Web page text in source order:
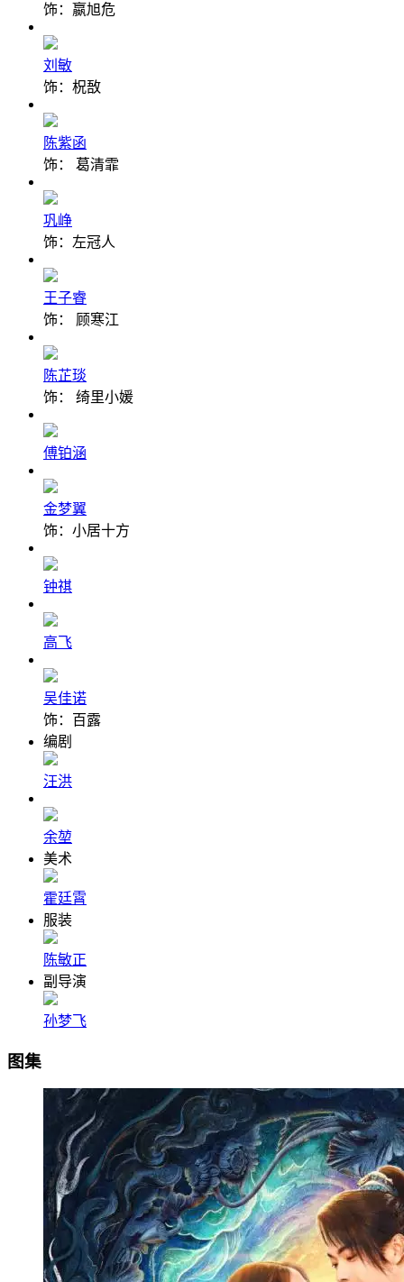
饰：嬴旭危
刘敏
饰：柷敔
陈紫函
饰： 葛清霏
巩峥
饰：左冠人
王子睿
饰： 顾寒江
陈芷琰
饰： 绮里小媛
傅铂涵
金梦翼
饰：小居十方
钟祺
高飞
吴佳诺
饰：百露
编剧
汪洪
余堃
美术
霍廷霄
服装
陈敏正
副导演
孙梦飞
图集